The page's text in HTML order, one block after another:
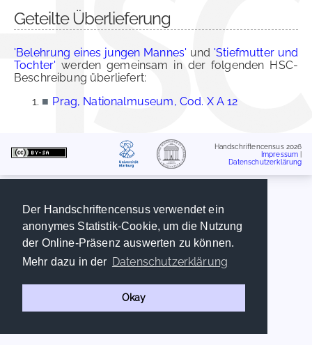
Der Handschriftencensus verwendet ein
anonymes Statistik-Cookie, um die Nutzung
der Online-Präsenz auswerten zu können.
Mehr dazu in der Datenschutzerklärung
Okay
Geteilte Überlieferung
'Belehrung eines jungen Mannes' und 'Stiefmutter und
Tochter' werden gemeinsam in der folgenden HSC-
Beschreibung überliefert:
■ Prag, Nationalmuseum, Cod. X A 12
Handschriftencensus 2026
Impressum
Datenschutzerklärung